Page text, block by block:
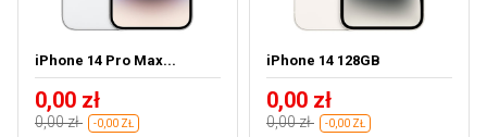
iPhone 14 Pro Max...
0,00 zł
0,00 zł -0,00 ZŁ
iPhone 14 128GB
0,00 zł
0,00 zł -0,00 ZŁ